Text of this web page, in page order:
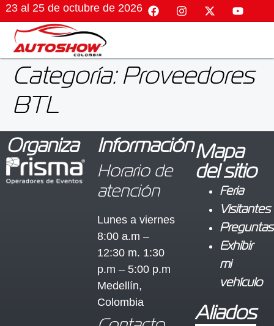
23 al 25 de octubre de 2026
Categoría: Proveedores
BTL
Mapa
del sitio
Feria
Visitantes
Preguntas
Exhibir
mi
vehículo
Aliados
Información
Horario de
atención
Lunes a viernes
8:00 a.m –
12:30 m. 1:30
p.m – 5:00 p.m
Medellín,
Colombia
Organiza